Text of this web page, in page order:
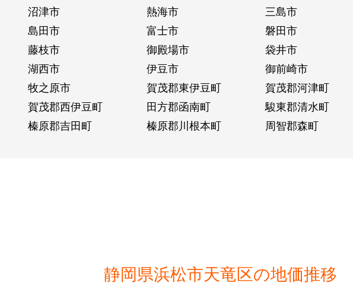
沼津市 熱海市
三島市
島田市 富士市
磐田市
藤枝市 御殿場市
袋井市
湖西市 伊豆市
御前崎市
牧之原市 賀茂郡東伊豆町
賀茂郡河津町
賀茂郡西伊豆町 田方郡函南町
駿東郡清水町
榛原郡吉田町 榛原郡川根本町 周智郡森町
静岡県浜松市天竜区の地価推移